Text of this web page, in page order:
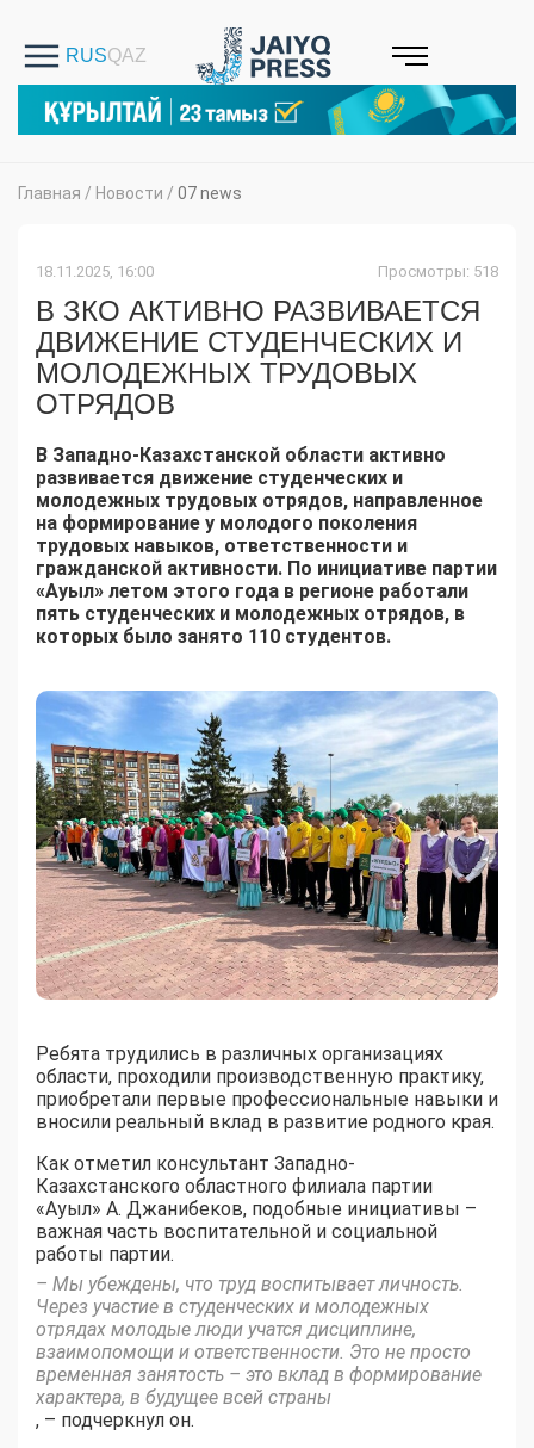
Главная / Новости / 07 news
18.11.2025, 16:00 Просмотры: 518
В ЗКО АКТИВНО РАЗВИВАЕТСЯ
ДВИЖЕНИЕ СТУДЕНЧЕСКИХ И
МОЛОДЕЖНЫХ ТРУДОВЫХ
ОТРЯДОВ
В Западно-Казахстанской области активно
развивается движение студенческих и
молодежных трудовых отрядов, направленное
на формирование у молодого поколения
трудовых навыков, ответственности и
гражданской активности. По инициативе партии
«Ауыл» летом этого года в регионе работали
пять студенческих и молодежных отрядов, в
которых было занято 110 студентов.
Ребята трудились в различных организациях
области, проходили производственную практику,
приобретали первые профессиональные навыки и
вносили реальный вклад в развитие родного края.
Как отметил консультант Западно-
Казахстанского областного филиала партии
«Ауыл» А. Джанибеков, подобные инициативы –
важная часть воспитательной и социальной
работы партии.
– Мы убеждены, что труд воспитывает личность.
Через участие в студенческих и молодежных
отрядах молодые люди учатся дисциплине,
взаимопомощи и ответственности. Это не просто
временная занятость – это вклад в формирование
характера, в будущее всей страны
, – подчеркнул он.